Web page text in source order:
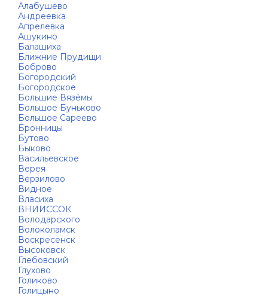
Алабушево
Андреевка
Апрелевка
Ашукино
Балашиха
Ближние Прудищи
Боброво
Богородский
Богородское
Большие Вязёмы
Большое Буньково
Большое Сареево
Бронницы
Бутово
Быково
Васильевское
Верея
Верзилово
Видное
Власиха
ВНИИССОК
Володарского
Волоколамск
Воскресенск
Высоковск
Глебовский
Глухово
Голиково
Голицыно